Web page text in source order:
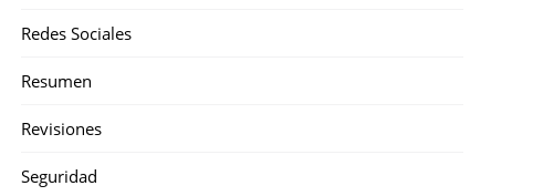
Redes Sociales
Resumen
Revisiones
Seguridad